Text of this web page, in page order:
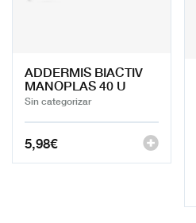
ADDERMIS BIACTIV
MANOPLAS 40 U
Sin categorizar
5,98€